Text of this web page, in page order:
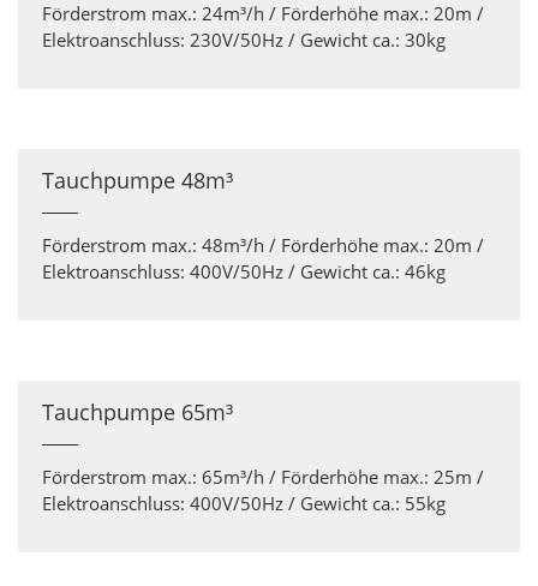
Förderstrom max.: 24m³/h / Förderhöhe max.: 20m /
Elektroanschluss: 230V/50Hz / Gewicht ca.: 30kg
Tauchpumpe 48m³
Förderstrom max.: 48m³/h / Förderhöhe max.: 20m /
Elektroanschluss: 400V/50Hz / Gewicht ca.: 46kg
Tauchpumpe 65m³
Förderstrom max.: 65m³/h / Förderhöhe max.: 25m /
Elektroanschluss: 400V/50Hz / Gewicht ca.: 55kg